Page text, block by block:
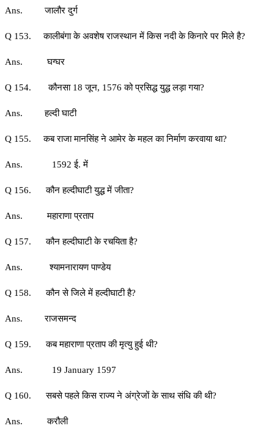
Ans. जालौर दुर्ग
Q 153. कालीबंगा के अवशेष राजस्थान में किस नदी के किनारे पर मिले है?
Ans. घग्घर
Q 154. कौनसा 18 जून, 1576 को प्रसिद्ध युद्ध लड़ा गया?
Ans. हल्दी घाटी
Q 155. कब राजा मानसिंह ने आमेर के महल का निर्माण करवाया था?
Ans. 1592 ई. में
Q 156. कौन हल्दीघाटी युद्ध में जीता?
Ans. महाराणा प्रताप
Q 157. कौन हल्दीघाटी के रचयिता है?
Ans. श्यामनारायण पाण्डेय
Q 158. कौन से जिले में हल्दीघाटी है?
Ans. राजसमन्द
Q 159. कब महाराणा प्रताप की मृत्यु हुई थी?
Ans. 19 January 1597
Q 160. सबसे पहले किस राज्य ने अंग्रेजों के साथ संधि की थी?
Ans. करौली